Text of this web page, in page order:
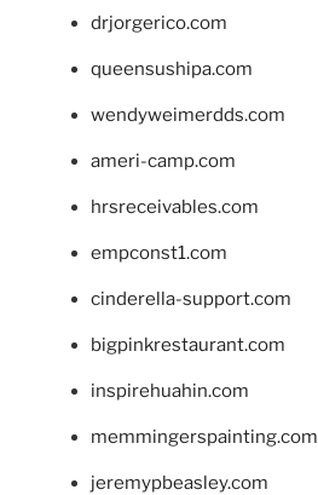
drjorgerico.com
queensushipa.com
wendyweimerdds.com
ameri-camp.com
hrsreceivables.com
empconst1.com
cinderella-support.com
bigpinkrestaurant.com
inspirehuahin.com
memmingerspainting.com
jeremypbeasley.com